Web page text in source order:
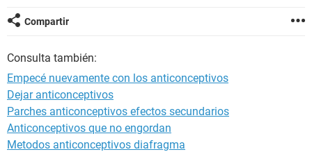
Compartir
Consulta también:
Empecé nuevamente con los anticonceptivos
Dejar anticonceptivos
Parches anticonceptivos efectos secundarios
Anticonceptivos que no engordan
Metodos anticonceptivos diafragma